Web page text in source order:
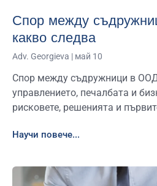
Спор между
какво следва
Adv. Georgieva май 10
Спор между съдружници в
управлението, печалбата и
рисковете, решенията и
Научи повече...